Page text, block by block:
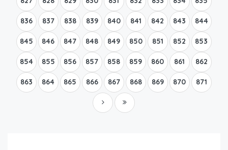
836 837 838 839 840 841 842 843 844
845 846 847 848 849 850 851 852 853
854 855 856 857 858 859 860 861 862
863 864 865 866 867 868 869 870 871